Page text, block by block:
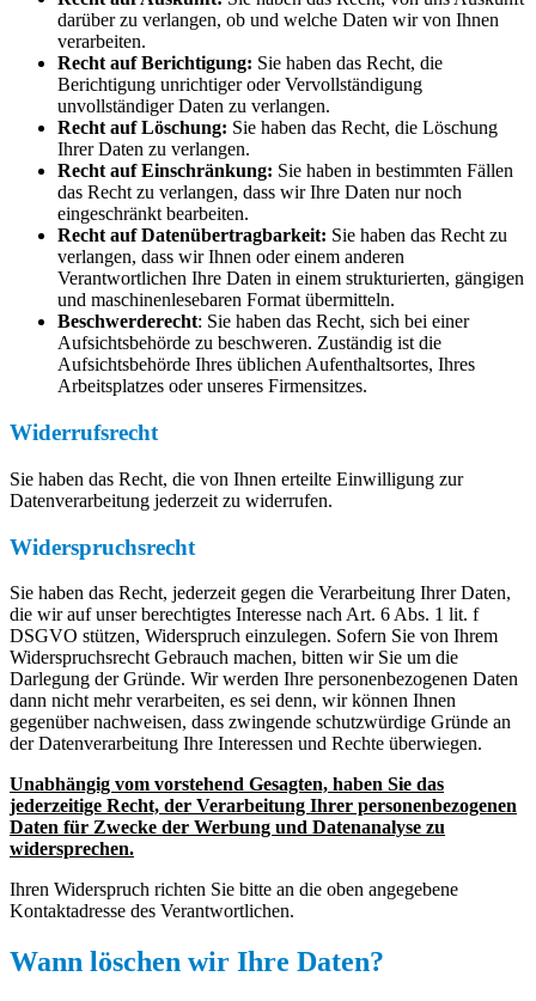
darüber zu verlangen, ob und welche Daten wir von Ihnen
verarbeiten.
Recht auf Berichtigung: Sie haben das Recht, die
Berichtigung unrichtiger oder Vervollständigung
unvollständiger Daten zu verlangen.
Recht auf Löschung: Sie haben das Recht, die Löschung
Ihrer Daten zu verlangen.
Recht auf Einschränkung: Sie haben in bestimmten Fällen
das Recht zu verlangen, dass wir Ihre Daten nur noch
eingeschränkt bearbeiten.
Recht auf Datenübertragbarkeit: Sie haben das Recht zu
verlangen, dass wir Ihnen oder einem anderen
Verantwortlichen Ihre Daten in einem strukturierten, gängigen
und maschinenlesebaren Format übermitteln.
Beschwerderecht: Sie haben das Recht, sich bei einer
Aufsichtsbehörde zu beschweren. Zuständig ist die
Aufsichtsbehörde Ihres üblichen Aufenthaltsortes, Ihres
Arbeitsplatzes oder unseres Firmensitzes.
Widerrufsrecht
Sie haben das Recht, die von Ihnen erteilte Einwilligung zur
Datenverarbeitung jederzeit zu widerrufen.
Widerspruchsrecht
Sie haben das Recht, jederzeit gegen die Verarbeitung Ihrer Daten,
die wir auf unser berechtigtes Interesse nach Art. 6 Abs. 1 lit. f
DSGVO stützen, Widerspruch einzulegen. Sofern Sie von Ihrem
Widerspruchsrecht Gebrauch machen, bitten wir Sie um die
Darlegung der Gründe. Wir werden Ihre personenbezogenen Daten
dann nicht mehr verarbeiten, es sei denn, wir können Ihnen
gegenüber nachweisen, dass zwingende schutzwürdige Gründe an
der Datenverarbeitung Ihre Interessen und Rechte überwiegen.
Unabhängig vom vorstehend Gesagten, haben Sie das
jederzeitige Recht, der Verarbeitung Ihrer personenbezogenen
Daten für Zwecke der Werbung und Datenanalyse zu
widersprechen.
Ihren Widerspruch richten Sie bitte an die oben angegebene
Kontaktadresse des Verantwortlichen.
Wann löschen wir Ihre Daten?